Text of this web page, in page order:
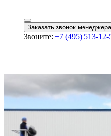
Заказать звонок менеджера
Звоните: +7 (495) 513-12-